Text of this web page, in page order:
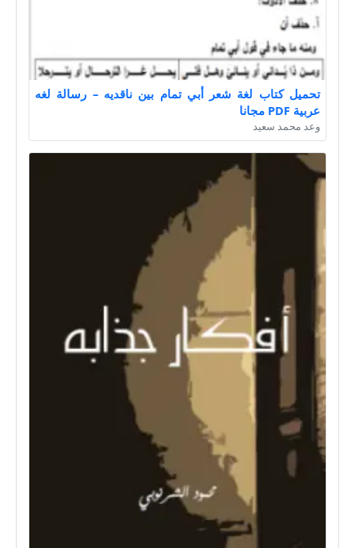
تحميل كتاب لغة شعر أبي تمام بين ناقديه – رسالة لغه
عربية PDF مجانا
وعد محمد سعيد